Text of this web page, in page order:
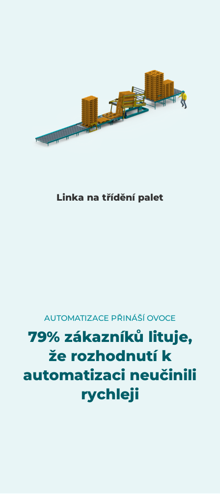
Linka na třídění palet
AUTOMATIZACE PŘINÁŠÍ OVOCE
79% zákazníků lituje,
že rozhodnutí k
automatizaci neučinili
rychleji